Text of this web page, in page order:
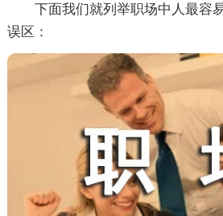
下面我们就列举职场中人最容
误区：